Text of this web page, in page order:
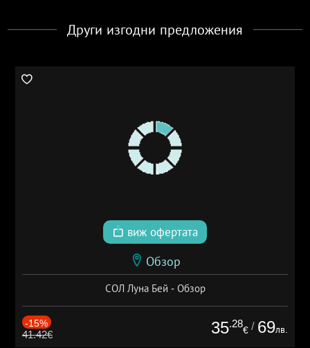
Други изгодни предложения
виж офертата
Обзор
СОЛ Луна Бей - Обзор
-15%
41.42€ 35.28
€ / 69лв.